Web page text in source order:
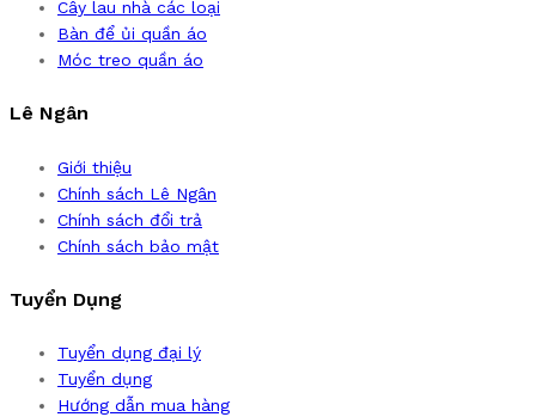
Cây lau nhà các loại
Bàn để ủi quần áo
Móc treo quần áo
Lê Ngân
Giới thiệu
Chính sách Lê Ngân
Chính sách đổi trả
Chính sách bảo mật
Tuyển Dụng
Tuyển dụng đại lý
Tuyển dụng
Hướng dẫn mua hàng